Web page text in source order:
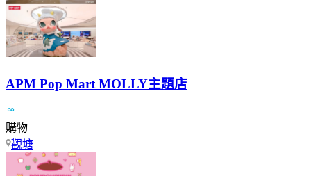
APM Pop Mart MOLLY主題店
購物
觀塘